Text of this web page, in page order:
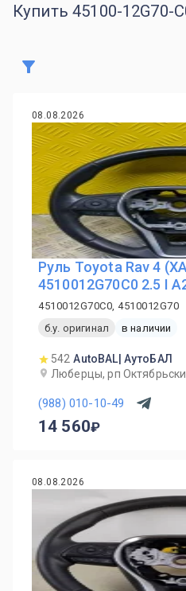
Купить 45100-12G70-
08.08.2026
Руль Toyota Rav 4
4510012G70C0 2.5 I
4510012G70C0, 4510012G70
б.у. оригинал
в наличии
542 AutoBAL| АутоБАЛ
Люберцы, рп
(988) 010-10-49
14 560
08.08.2026